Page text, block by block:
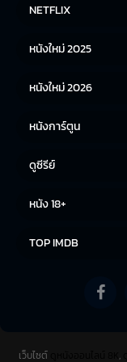
หนังญี่ปุ่น
NETFLIX
หนังใหม่ 2025
หนังใหม่ 2026
หนังการ์ตูน
ดูซีรีย์
หนัง 18+
TOP IMDB
เว็บไซต์ ,